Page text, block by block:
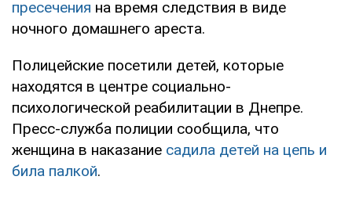
пресечения на время следствия в виде
ночного домашнего ареста.
Полицейские посетили детей, которые
находятся в центре социально-
психологической реабилитации в Днепре.
Пресс-служба полиции сообщила, что
женщина в наказание садила детей на цепь и
била палкой.